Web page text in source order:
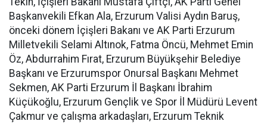
Başkanvekili Efkan Ala, Erzurum Valisi Aydın Baruş,
önceki dönem İçişleri Bakanı ve AK Parti Erzurum
Milletvekili Selami Altınok, Fatma Öncü, Mehmet Emin
Öz, Abdurrahim Fırat, Erzurum Büyükşehir Belediye
Başkanı ve Erzurumspor Onursal Başkanı Mehmet
Sekmen, AK Parti Erzurum İl Başkanı İbrahim
Küçükoğlu, Erzurum Gençlik ve Spor İl Müdürü Levent
Çakmur ve çalışma arkadaşları, Erzurum Teknik